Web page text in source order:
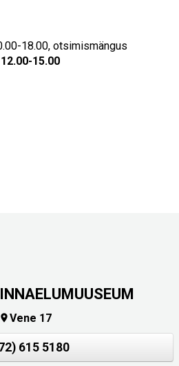
18.00, otsimismängus
12.00-15.00
Vene 17
615 5180